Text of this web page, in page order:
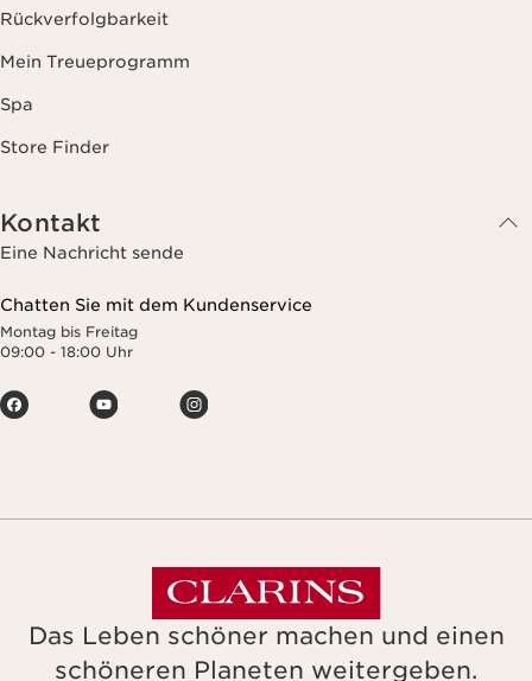
Rückverfolgbarkeit
Mein Treueprogramm
Spa
Store Finder
Kontakt
Eine Nachricht sende
Chatten Sie mit dem Kundenservice
Montag bis Freitag
09:00 - 18:00 Uhr
Das Leben schöner machen und einen
schöneren Planeten weitergeben.